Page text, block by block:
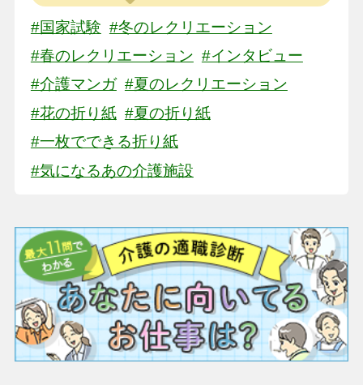
#国家試験 #冬のレクリエーション
#春のレクリエーション #インタビュー
#介護マンガ #夏のレクリエーション
#花の折り紙 #夏の折り紙
#一枚でできる折り紙
#気になるあの介護施設